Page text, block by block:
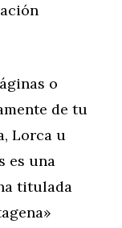
o
de tu
Lorca u
es una
titulada